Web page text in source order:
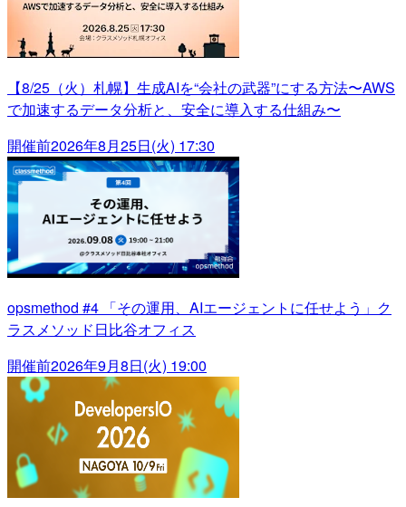
【8/25（火）札幌】生成AIを“会社の武器”にする方法〜AWS
で加速するデータ分析と、安全に導入する仕組み〜
開催前2026年8月25日(火) 17:30
opsmethod #4 「その運用、AIエージェントに任せよう」ク
ラスメソッド日比谷オフィス
開催前2026年9月8日(火) 19:00